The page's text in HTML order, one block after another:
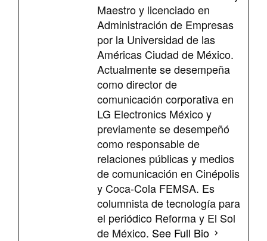
Maestro y licenciado en
Administración de Empresas
por la Universidad de las
Américas Ciudad de México.
Actualmente se desempeña
como director de
comunicación corporativa en
LG Electronics México y
previamente se desempeñó
como responsable de
relaciones públicas y medios
de comunicación en Cinépolis
y Coca-Cola FEMSA. Es
columnista de tecnología para
el periódico Reforma y El Sol
de México. See Full Bio